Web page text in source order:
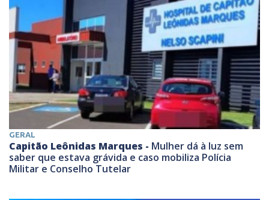
GERAL
Capitão Leônidas Marques - Mulher dá à luz sem
saber que estava grávida e caso mobiliza Polícia
Militar e Conselho Tutelar